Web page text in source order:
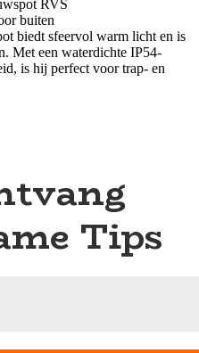
RVS
buiten
biedt sfeervol warm licht en is
Met een waterdichte IP54-
is hij perfect voor trap- en
Tips